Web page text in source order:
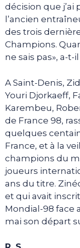
décision que j’ai
l’ancien
des trois
Champions.
ne sais pas», a-t-
A Saint-Denis,
Youri Djorkaeff,
Karembeu,
de France 98,
quelques
France, et à la
champions du
joueurs
ans du titre.
et qui avait
Mondial-98 face
mai son départ